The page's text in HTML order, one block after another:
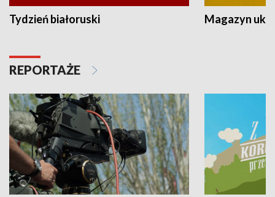
Tydzień białoruski Magazyn
REPORTAŻE